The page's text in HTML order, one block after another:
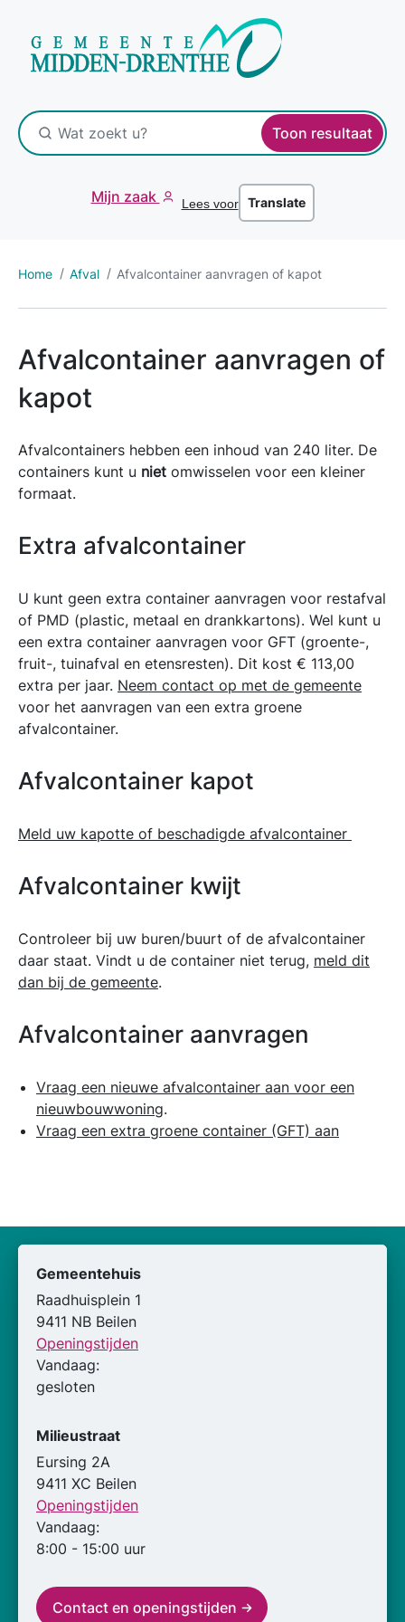
Toon resultaat
Mijn zaak Lees voor Translate
Home Afval Afvalcontainer aanvragen of kapot
Afvalcontainer aanvragen of
kapot
Afvalcontainers hebben een inhoud van 240 liter. De
containers kunt u niet omwisselen voor een kleiner
formaat.
Extra afvalcontainer
U kunt geen extra container aanvragen voor restafval
of PMD (plastic, metaal en drankkartons). Wel kunt u
een extra container aanvragen voor GFT (groente-,
fruit-, tuinafval en etensresten). Dit kost € 113,00
extra per jaar. Neem contact op met de gemeente
voor het aanvragen van een extra groene
afvalcontainer.
Afvalcontainer kapot
Meld uw kapotte of beschadigde afvalcontainer
Afvalcontainer kwijt
Controleer bij uw buren/buurt of de afvalcontainer
daar staat. Vindt u de container niet terug, meld dit
dan bij de gemeente.
Afvalcontainer aanvragen
Vraag een nieuwe afvalcontainer aan voor een
nieuwbouwwoning.
Vraag een extra groene container (GFT) aan
Gemeentehuis
Raadhuisplein 1
9411 NB Beilen
Openingstijden
Vandaag:
gesloten
Milieustraat
Eursing 2A
9411 XC Beilen
Openingstijden
Vandaag:
8:00 - 15:00 uur
Contact en openingstijden